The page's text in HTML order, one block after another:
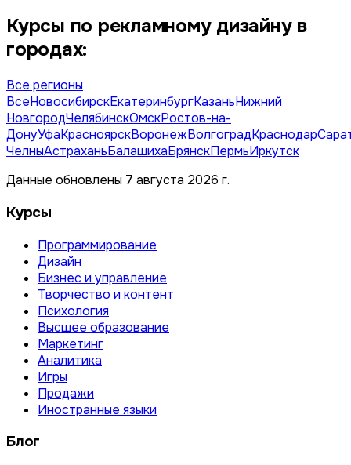
Курсы по рекламному дизайну в
городах:
Все регионы
ВсеНовосибирскЕкатеринбургКазаньНижний
НовгородЧелябинскОмскРостов-на-
ДонуУфаКрасноярскВоронежВолгоградКраснодар
ЧелныАстраханьБалашихаБрянскПермьИркутск
Данные обновлены 7 августа 2026 г.
Курсы
Программирование
Дизайн
Бизнес и управление
Творчество и контент
Психология
Высшее образование
Маркетинг
Аналитика
Игры
Продажи
Иностранные языки
Блог